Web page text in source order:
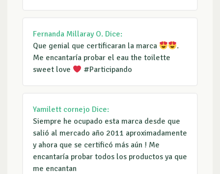
Fernanda Millaray O. Dice:
Que genial que certificaran la marca
.
Me encantaría probar el eau the toilette
sweet love
#Participando
Yamilett cornejo Dice:
Siempre he ocupado esta marca desde que
salió al mercado año 2011 aproximadamente
y ahora que se certificó más aún ! Me
encantaría probar todos los productos ya que
me encantan